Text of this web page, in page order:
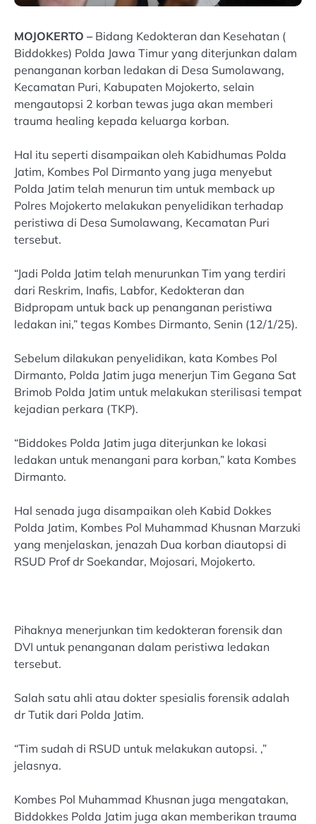
MOJOKERTO –Bidang Kedokteran dan Kesehatan (
Biddokkes) Polda Jawa Timur yang diterjunkan dalam
penanganan korban ledakan di Desa Sumolawang,
Kecamatan Puri, Kabupaten Mojokerto, selain
mengautopsi 2 korban tewas juga akan memberi
trauma healing kepada keluarga korban.
Hal itu seperti disampaikan oleh Kabidhumas Polda
Jatim, Kombes Pol Dirmanto yang juga menyebut
Polda Jatim telah menurun tim untuk memback up
Polres Mojokerto melakukan penyelidikan terhadap
peristiwa di Desa Sumolawang, Kecamatan Puri
tersebut.
“Jadi Polda Jatim telah menurunkan Tim yang terdiri
dari Reskrim, Inafis, Labfor, Kedokteran dan
Bidpropam untuk back up penanganan peristiwa
ledakan ini,” tegas Kombes Dirmanto, Senin (12/1/25).
Sebelum dilakukan penyelidikan, kata Kombes Pol
Dirmanto, Polda Jatim juga menerjun Tim Gegana Sat
Brimob Polda Jatim untuk melakukan sterilisasi tempat
kejadian perkara (TKP).
“Biddokes Polda Jatim juga diterjunkan ke lokasi
ledakan untuk menangani para korban,” kata Kombes
Dirmanto.
Hal senada juga disampaikan oleh Kabid Dokkes
Polda Jatim, Kombes Pol Muhammad Khusnan Marzuki
yang menjelaskan, jenazah Dua korban diautopsi di
RSUD Prof dr Soekandar, Mojosari, Mojokerto.
Pihaknya menerjunkan tim kedokteran forensik dan
DVI untuk penanganan dalam peristiwa ledakan
tersebut.
Salah satu ahli atau dokter spesialis forensik adalah
dr Tutik dari Polda Jatim.
“Tim sudah di RSUD untuk melakukan autopsi. ,”
jelasnya.
Kombes Pol Muhammad Khusnan juga mengatakan,
Biddokkes Polda Jatim juga akan memberikan trauma